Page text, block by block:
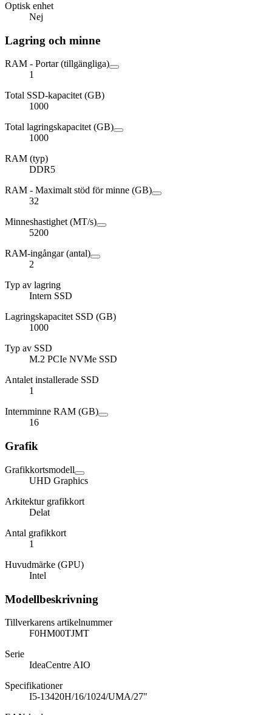
Optisk enhet
Nej
Lagring och minne
RAM - Portar (tillgängliga)
1
Total SSD-kapacitet (GB)
1000
Total lagringskapacitet (GB)
1000
RAM (typ)
DDR5
RAM - Maximalt stöd för minne (GB)
32
Minneshastighet (MT/s)
5200
RAM-ingångar (antal)
2
Typ av lagring
Intern SSD
Lagringskapacitet SSD (GB)
1000
Typ av SSD
M.2 PCIe NVMe SSD
Antalet installerade SSD
1
Internminne RAM (GB)
16
Grafik
Grafikkortsmodell
UHD Graphics
Arkitektur grafikkort
Delat
Antal grafikkort
1
Huvudmärke (GPU)
Intel
Modellbeskrivning
Tillverkarens artikelnummer
F0HM00TJMT
Serie
IdeaCentre AIO
Specifikationer
I5-13420H/16/1024/UMA/27"